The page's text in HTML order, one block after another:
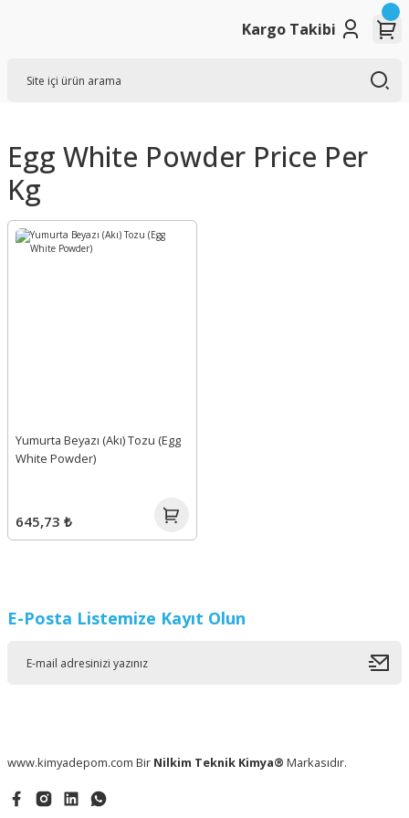
Kargo Takibi
Egg White Powder Price Per
Kg
Yumurta Beyazı (Akı) Tozu (Egg
White Powder)
645,73 ₺
E-Posta Listemize Kayıt Olun
www.kimyadepom.com Bir Nilkim Teknik Kimya® Markasıdır.